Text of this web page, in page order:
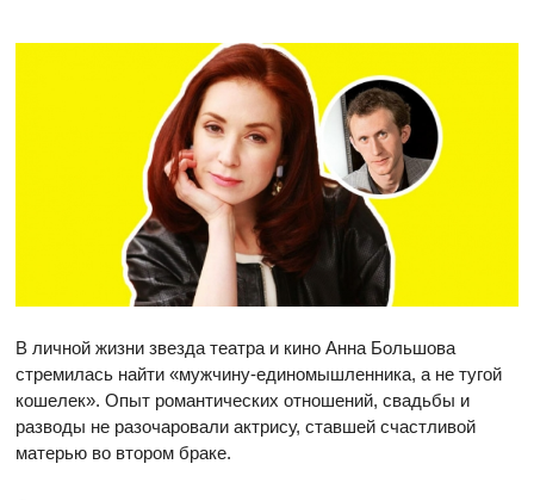
В личной жизни звезда театра и кино Анна Большова
стремилась найти «мужчину-единомышленника, а не тугой
кошелек». Опыт романтических отношений, свадьбы и
разводы не разочаровали актрису, ставшей счастливой
матерью во втором браке.